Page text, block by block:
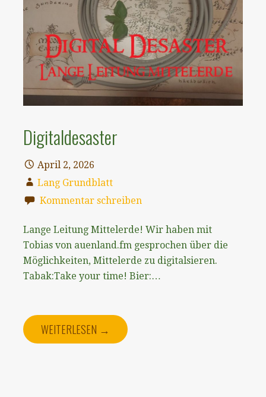
Digitaldesaster
April 2, 2026
Lang Grundblatt
Kommentar schreiben
Lange Leitung Mittelerde! Wir haben mit
Tobias von ⁠auenland.fm ⁠gesprochen über die
Möglichkeiten, Mittelerde zu digitalsieren.
Tabak:⁠Take your time!⁠ Bier:…
WEITERLESEN →